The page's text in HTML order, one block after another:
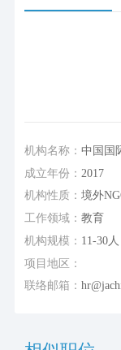
机构名称： 中国国
成立年份： 2017
机构性质： 境外
工作领域： 教育
机构规模： 11-30人
项目地区：
联络邮箱：